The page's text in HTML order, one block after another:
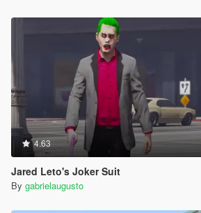
4.63
Jared Leto's Joker Suit
By gabrielaugusto